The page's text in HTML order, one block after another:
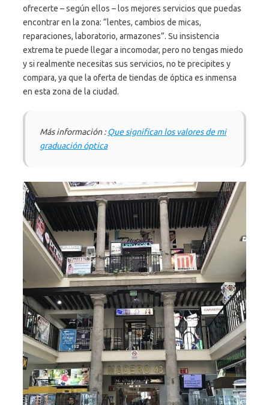
ofrecerte – según ellos – los mejores servicios que puedas
encontrar en la zona: “lentes, cambios de micas,
reparaciones, laboratorio, armazones”. Su insistencia
extrema te puede llegar a incomodar, pero no tengas miedo
y si realmente necesitas sus servicios, no te precipites y
compara, ya que la oferta de tiendas de óptica es inmensa
en esta zona de la ciudad.
Más información :Que significan los valores de mi
graduación óptica